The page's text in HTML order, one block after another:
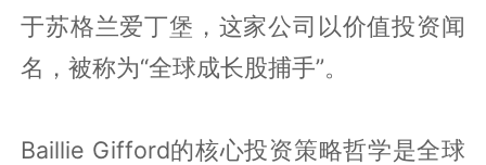
于苏格兰爱丁堡，这家公司以价值投资闻
名，被称为“全球成长股捕手”。
Baillie Gifford的核心投资策略哲学是全球